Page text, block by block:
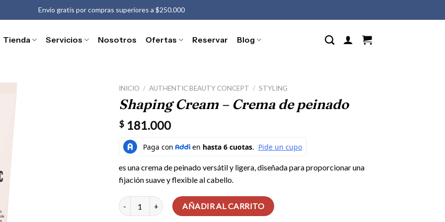
Envío gratis por compras superiores a $250.000
Tienda Servicios Nosotros Ofertas Reservar Blog
INICIO / AUTHENTIC BEAUTY CONCEPT / STYLING
Shaping Cream – Crema de peinado
$ 181.000
es una crema de peinado versátil y ligera, diseñada para proporcionar una
fijación suave y flexible al cabello.
Shaping Cream - Crema de peinado cantidad
AÑADIR AL CARRITO